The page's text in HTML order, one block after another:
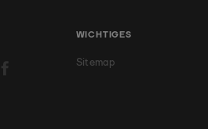
WICHTIGES
Sitemap